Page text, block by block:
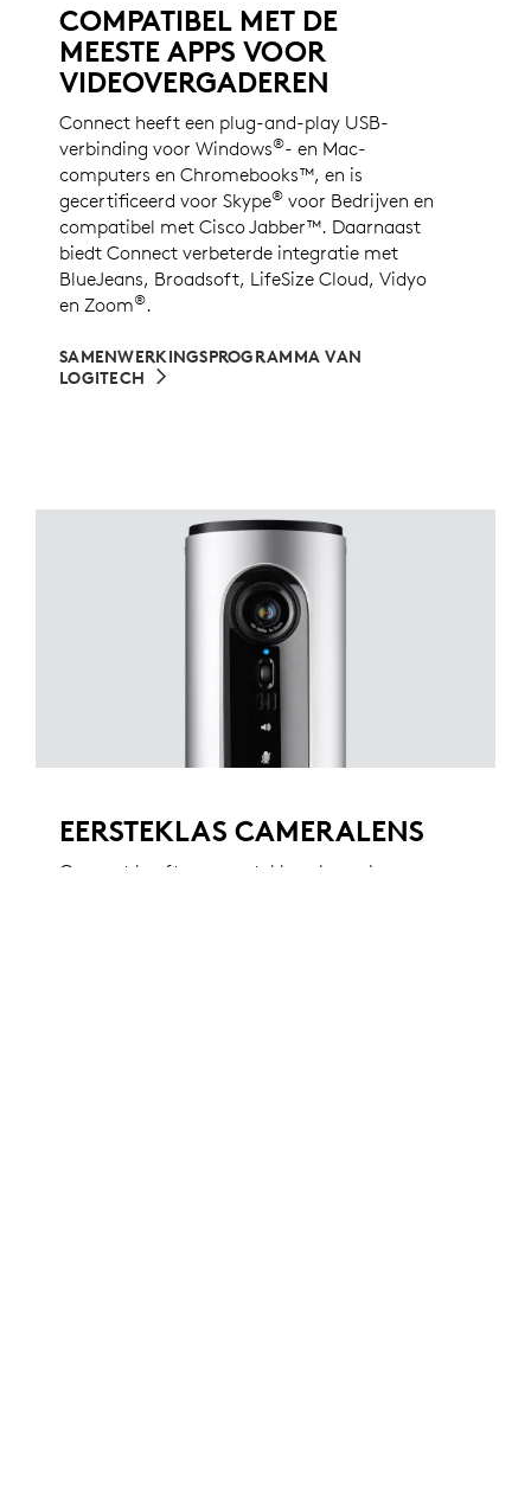
COMPATIBEL MET DE
MEESTE APPS VOOR
VIDEOVERGADEREN
Connect heeft een plug-and-play USB-
verbinding voor Windows®- en Mac-
computers en Chromebooks™, en is
gecertificeerd voor Skype® voor Bedrijven en
compatibel met Cisco Jabber™. Daarnaast
biedt Connect verbeterde integratie met
BlueJeans, Broadsoft, LifeSize Cloud, Vidyo
en Zoom®.
SAMENWERKINGSPROGRAMMA VAN
LOGITECH
EERSTEKLAS CAMERALENS
Connect heeft een eersteklas glazen lens